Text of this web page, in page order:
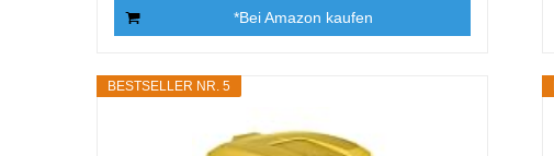
*Bei Amazon kaufen
BESTSELLER NR. 5